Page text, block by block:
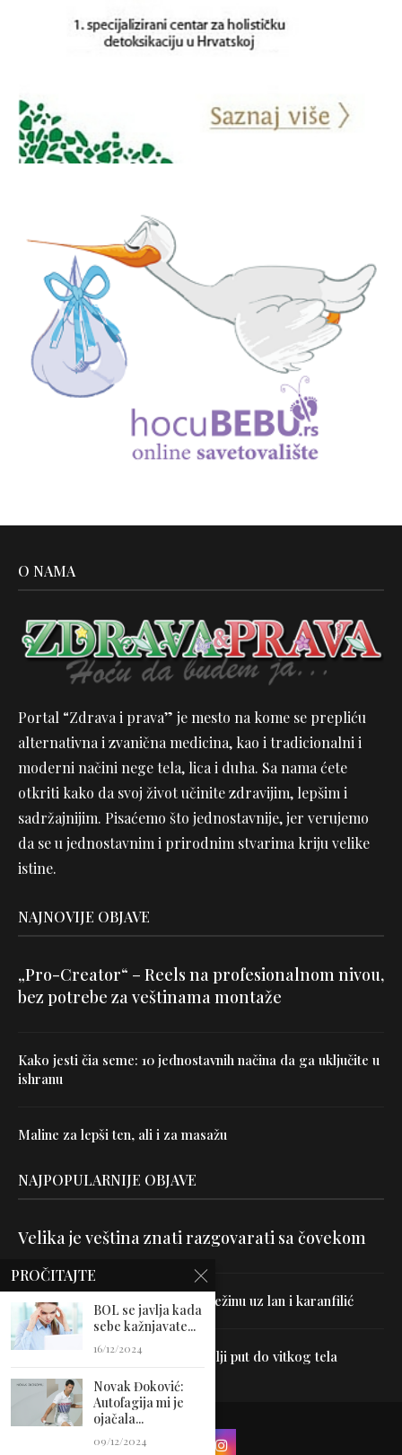
O NAMA
Portal “Zdrava i prava” je mesto na kome se prepliću
alternativna i zvanična medicina, kao i tradicionalni i
moderni načini nege tela, lica i duha. Sa nama ćete
otkriti kako da svoj život učinite zdravijim, lepšim i
sadržajnijim. Pisaćemo što jednostavnije, jer verujemo
da se u jednostavnim i prirodnim stvarima kriju velike
istine.
NAJNOVIJE OBJAVE
„Pro-Creator“ – Reels na profesionalnom nivou,
bez potrebe za veštinama montaže
Kako jesti čia seme: 10 jednostavnih načina da ga uključite u
ishranu
Maline za lepši ten, ali i za masažu
NAJPOPULARNIJE OBJAVE
Velika je veština znati razgovarati sa čovekom
Uništite parazite i normalizujte težinu uz lan i karanfilić
Dr Hajder: Akupunktura je najbolji put do vitkog tela
PROČITAJTE
BOL se javlja kada
sebe kažnjavate...
16/12/2024
Novak Đoković:
Autofagija mi je
ojačala...
09/12/2024